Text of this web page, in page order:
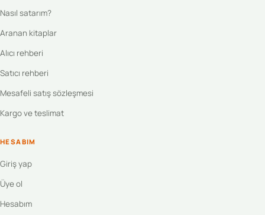
Nasıl satarım?
Aranan kitaplar
Alıcı rehberi
Satıcı rehberi
Mesafeli satış sözleşmesi
Kargo ve teslimat
HESABIM
Giriş yap
Üye ol
Hesabım